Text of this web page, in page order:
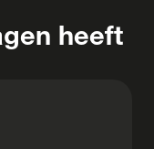
heeft